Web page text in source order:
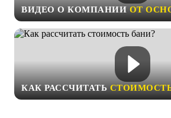
ВИДЕО О КОМПАНИИОТ
КАК РАССЧИТАТЬ